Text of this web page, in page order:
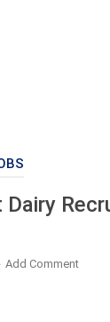
Dairy
Add Comment